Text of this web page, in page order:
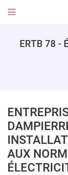

01 30 88 60 07
Adresse
En cochant cette
ERTB 78 -
AUX